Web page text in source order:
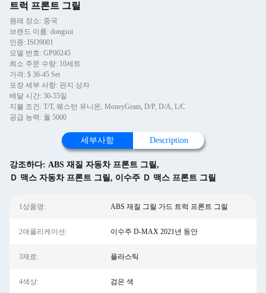
트럭 프론트 그릴
원래 장소: 중국
브랜드 이름: dongsui
인증: ISO9001
모델 번호: GP00245
최소 주문 수량: 10세트
가격: $ 36-45 Set
포장 세부 사항: 판지 상자
배달 시간: 30-55일
지불 조건: T/T, 웨스턴 유니온, MoneyGram, D/P, D/A, L/C
공급 능력: 월 5000
세부사항 Description
강조하다: ABS 재질 자동차 프론트 그릴,
Ｄ 맥스 자동차 프론트 그릴, 이수주 Ｄ 맥스 프론트 그릴
1상품명: ABS 재질 그릴 가드 트럭 프론트 그릴
2애플리케이션: 이수주 D-MAX 2021년 동안
3재료: 플라스틱
4색상: 검은 색